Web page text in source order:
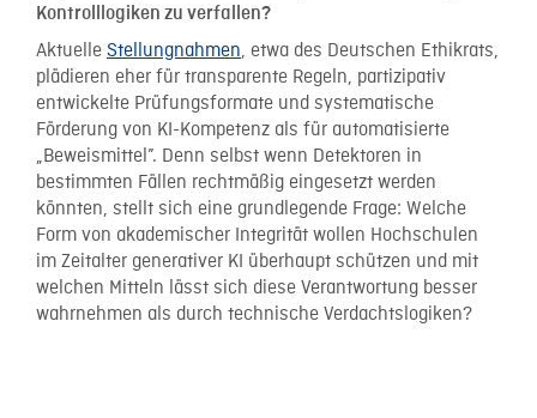
Kontrolllogiken zu verfallen?
Aktuelle Stellungnahmen, etwa des Deutschen Ethikrats,
plädieren eher für transparente Regeln, partizipativ
entwickelte Prüfungsformate und systematische
Förderung von KI-Kompetenz als für automatisierte
„Beweismittel”. Denn selbst wenn Detektoren in
bestimmten Fällen rechtmäßig eingesetzt werden
könnten, stellt sich eine grundlegende Frage: Welche
Form von akademischer Integrität wollen Hochschulen
im Zeitalter generativer KI überhaupt schützen und mit
welchen Mitteln lässt sich diese Verantwortung besser
wahrnehmen als durch technische Verdachtslogiken?